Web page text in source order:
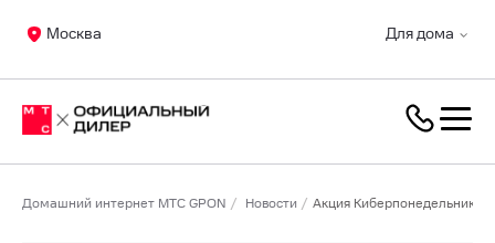
Для дома
Москва
Домашний интернет МТС GPON Новости Акция Киберпонедельник в